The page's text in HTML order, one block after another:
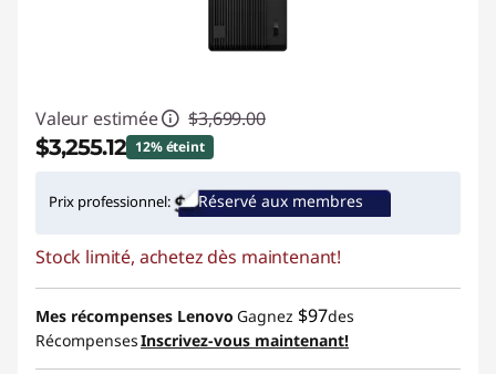
Valeur estimée $3,699.00
$3,255.12 12% éteint
Économies instantanées :-$443.88
Promo price: Max 5 units per order
Prix professionnel: Réservé aux membres
Stock limité, achetez dès maintenant!
Mes récompenses Lenovo Gagnez $97des
RécompensesInscrivez-vous maintenant!